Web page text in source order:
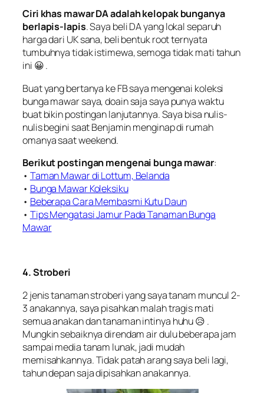
Ciri khas mawar DA adalah kelopak bunganya
berlapis-lapis. Saya beli DA yang lokal separuh
harga dari UK sana, beli bentuk root ternyata
tumbuhnya tidak istimewa, semoga tidak mati tahun
ini 😀 .
Buat yang bertanya ke FB saya mengenai koleksi
bunga mawar saya, doain saja saya punya waktu
buat bikin postingan lanjutannya. Saya bisa nulis-
nulis begini saat Benjamin menginap di rumah
omanya saat weekend.
Berikut postingan mengenai bunga mawar:
• Taman Mawar di Lottum, Belanda
• Bunga Mawar Koleksiku
• Beberapa Cara Membasmi Kutu Daun
• Tips Mengatasi Jamur Pada Tanaman Bunga
Mawar
4. Stroberi
2 jenis tanaman stroberi yang saya tanam muncul 2-
3 anakannya, saya pisahkan malah tragis mati
semua anakan dan tanaman intinya huhu 😥 .
Mungkin sebaiknya direndam air dulu beberapa jam
sampai media tanam lunak, jadi mudah
memisahkannya. Tidak patah arang saya beli lagi,
tahun depan saja dipisahkan anakannya.